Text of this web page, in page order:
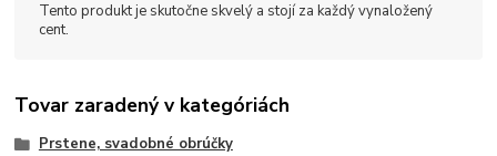
Tento produkt je skutočne skvelý a stojí za každý vynaložený
cent.
Tovar zaradený v kategóriách
Prstene, svadobné obrúčky